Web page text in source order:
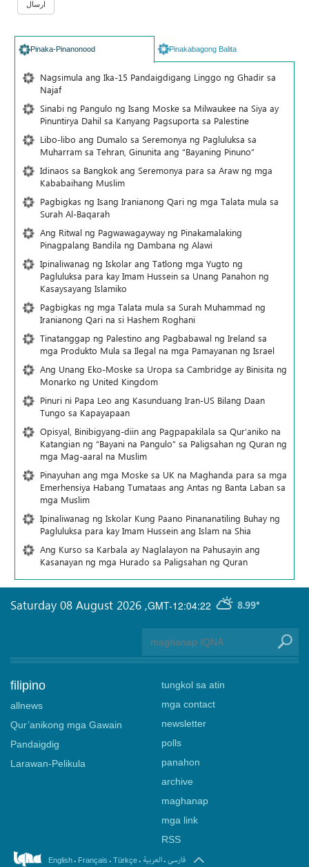
Pinaka-Pinanonood Pinakabagong Balita
Nagsimula ang Ika-15 Pandaigdigang Linggo ng Ghadir sa
Najaf
Sinabi ng Pangulo ng Isang Moske sa Milwaukee na Siya ay
Pinuntirya Dahil sa Kanyang Pagsuporta sa Palestine
Libo-libo ang Dumalo sa Seremonya ng Pagluluksa sa
Muharram sa Tehran, Ginunita ang “Bayaning Pinuno”
Idinaos sa Bangkok ang Seremonya para sa Araw ng mga
Kababaihang Muslim
Pagbigkas ng Isang Iranianong Qari ng mga Talata mula sa
Surah Al-Baqarah
Ang Ritwal ng Pagwawagayway ng Pinakamalaking
Pinagpalang Bandila ng Dambana ng Alawi
Ipinaliwanag ng Iskolar ang Tatlong mga Yugto ng
Pagluluksa para kay Imam Hussein sa Unang Panahon ng
Kasaysayang Islamiko
Pagbigkas ng mga Talata mula sa Surah Muhammad ng
Iranianong Qari na si Hashem Roghani
Tinatanggap ng Palestino ang Pagbabawal ng Ireland sa
mga Produkto Mula sa Ilegal na mga Pamayanan ng Israel
Ang Unang Eko-Moske sa Uropa sa Cambridge ay Binisita ng
Monarko ng United Kingdom
Pinuri ni Papa Leo ang Kasunduang Iran-US Bilang Daan
Tungo sa Kapayapaan
Opisyal, Binibigyang-diin ang Pagpapakilala sa Qur’aniko na
Katangian ng “Bayani na Pangulo” sa Paligsahan ng Quran ng
mga Mag-aaral na Muslim
Pinayuhan ang mga Moske sa UK na Maghanda para sa mga
Emerhensiya Habang Tumataas ang Antas ng Banta Laban sa
mga Muslim
Ipinaliwanag ng Iskolar Kung Paano Pinananatiling Buhay ng
Pagluluksa para kay Imam Hussein ang Islam na Shia
Ang Kurso sa Karbala ay Naglalayon na Pahusayin ang
Kasanayan ng mga Hurado sa Paligsahan ng Quran
GMT-12:04:22 8.99°
Saturday 08 August 2026 ,
filipino
allnews
Qur’anikong mga Gawain
Pandaigdig
Larawan-Pelikula
tungkol sa atin
mga contact
newsletter
polls
panahon
archive
maghanap
mga link
RSS
English. Français . Türkçe. العربیة.فارسی